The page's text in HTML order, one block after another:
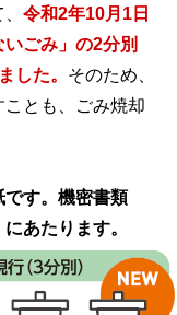
、令和2年10月1日
ごみ」の2分別
した。 そのため、
ことも、ごみ焼却
です。機密書類
あたります。